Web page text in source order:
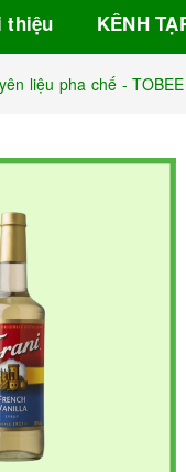
thiệu KÊNH
liệu pha chế -